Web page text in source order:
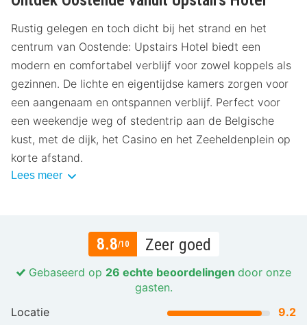
Rustig gelegen en toch dicht bij het strand en het
centrum van Oostende: Upstairs Hotel biedt een
modern en comfortabel verblijf voor zowel koppels als
gezinnen. De lichte en eigentijdse kamers zorgen voor
een aangenaam en ontspannen verblijf. Perfect voor
een weekendje weg of stedentrip aan de Belgische
kust, met de dijk, het Casino en het Zeeheldenplein op
korte afstand.
Lees meer
8.8/10 Zeer goed
Gebaseerd op 26 echte beoordelingen door onze
gasten.
Locatie
9.2